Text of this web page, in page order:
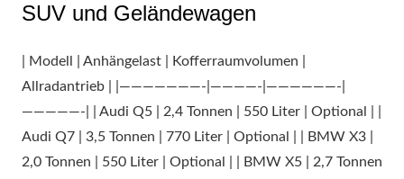
SUV und Geländewagen
| Modell | Anhängelast | Kofferraumvolumen |
Allradantrieb | |———————-|————-|——————-|
—————-| | Audi Q5 | 2,4 Tonnen | 550 Liter | Optional | |
Audi Q7 | 3,5 Tonnen | 770 Liter | Optional | | BMW X3 |
2,0 Tonnen | 550 Liter | Optional | | BMW X5 | 2,7 Tonnen